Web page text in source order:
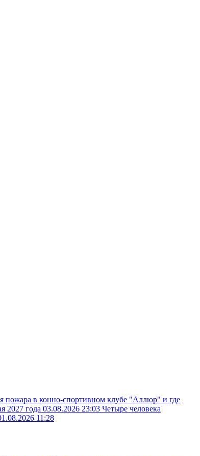
пожара в конно-спортивном клубе "Аллюр" и где
2027 года 03.08.2026 23:03 Четыре человека
11:28